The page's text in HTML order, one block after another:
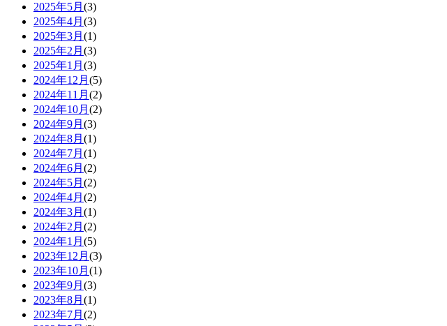
2025年5月 (3)
2025年4月 (3)
2025年3月 (1)
2025年2月 (3)
2025年1月 (3)
2024年12月 (5)
2024年11月 (2)
2024年10月 (2)
2024年9月 (3)
2024年8月 (1)
2024年7月 (1)
2024年6月 (2)
2024年5月 (2)
2024年4月 (2)
2024年3月 (1)
2024年2月 (2)
2024年1月 (5)
2023年12月 (3)
2023年10月 (1)
2023年9月 (3)
2023年8月 (1)
2023年7月 (2)